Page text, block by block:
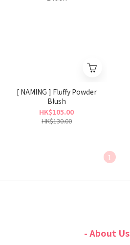
[ NAMING ] Fluffy Powder
Blush
HK$105.00
HK$130.00
1
- About